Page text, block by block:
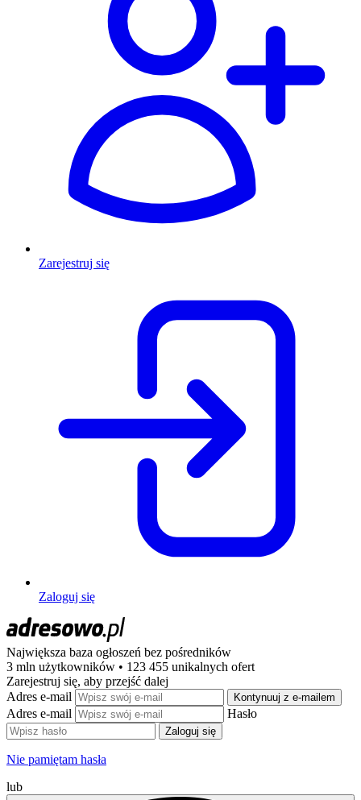
Zarejestruj się
Zaloguj się
Największa baza ogłoszeń bez pośredników
3 mln użytkowników • 123 455 unikalnych ofert
Zarejestruj się, aby przejść dalej
Adres e-mail
Kontynuuj z e-mailem
Adres e-mail Hasło
Zaloguj się
Nie pamiętam hasła
lub